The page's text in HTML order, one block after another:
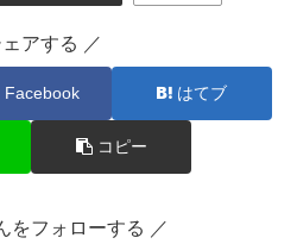
アする ／
Facebook はてブ
コピー
をフォローする ／